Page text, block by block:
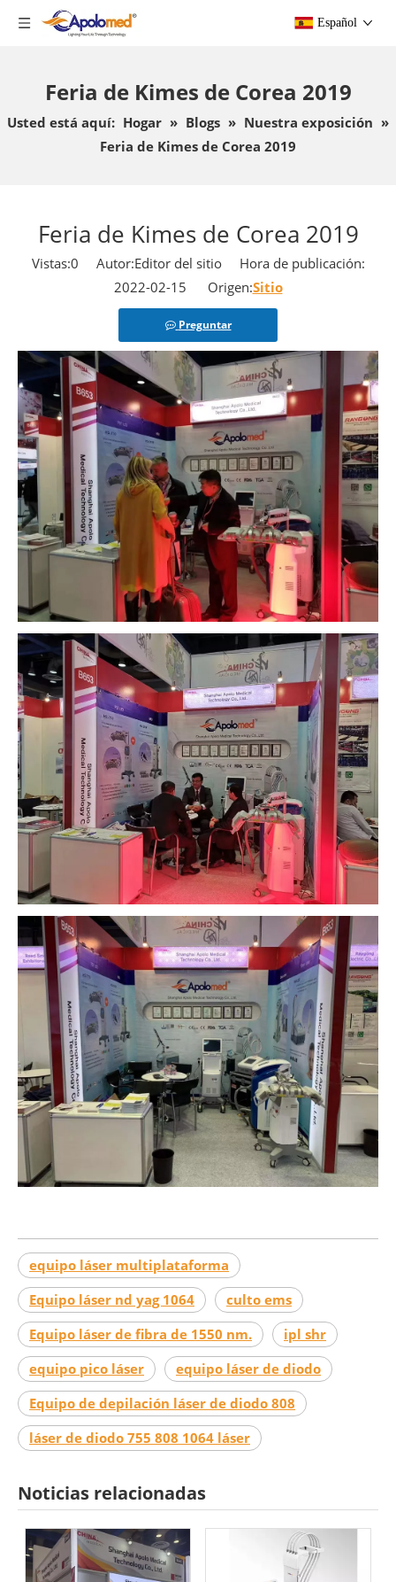
Español
Feria de Kimes de Corea 2019
Usted está aquí: Hogar » Blogs » Nuestra exposición »
Feria de Kimes de Corea 2019
Feria de Kimes de Corea 2019
Vistas:0 Autor:Editor del sitio Hora de publicación:
2022-02-15 Origen:Sitio
Preguntar
equipo láser multiplataforma
Equipo láser nd yag 1064
culto ems
Equipo láser de fibra de 1550 nm.
ipl shr
equipo pico láser
equipo láser de diodo
Equipo de depilación láser de diodo 808
láser de diodo 755 808 1064 láser
Noticias relacionadas